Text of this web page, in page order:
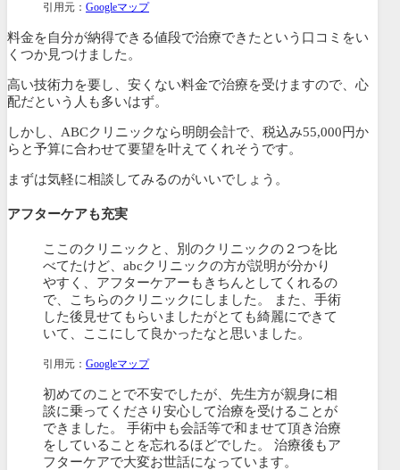
引用元： Googleマップ
料金を自分が納得できる値段で治療できたという口コミをい
くつか見つけました。
高い技術力を要し、安くない料金で治療を受けますので、心
配だという人も多いはず。
しかし、ABCクリニックなら明朗会計で、税込み55,000円か
らと予算に合わせて要望を叶えてくれそうです。
まずは気軽に相談してみるのがいいでしょう。
アフターケアも充実
ここのクリニックと、別のクリニックの２つを比
べてたけど、abcクリニックの方が説明が分かり
やすく、アフターケアーもきちんとしてくれるの
で、こちらのクリニックにしました。 また、手術
した後見せてもらいましたがとても綺麗にできて
いて、ここにして良かったなと思いました。
引用元： Googleマップ
初めてのことで不安でしたが、先生方が親身に相
談に乗ってくださり安心して治療を受けることが
できました。 手術中も会話等で和ませて頂き治療
をしていることを忘れるほどでした。 治療後もア
フターケアで大変お世話になっています。